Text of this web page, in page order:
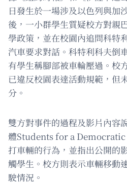
日發生於一場涉及以色列與加
後，一小群學生質疑校方對親
學政策，並在校園內追問科特
汽車要求對話。科特利科夫倒
有學生稱腳部被車輪壓過。校
已違反校園表達活動規範，但
分。
雙方對事件的過程及影片內容
體Students for a
打車輛的行為，並指出公開的
觸學生。校方則表示車輛移動
駛情況。